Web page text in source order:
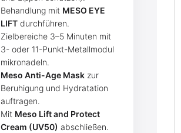
Behandlung mit MESO EYE
LIFT durchführen.
Zielbereiche 3–5 Minuten mit
3- oder 11-Punkt-Metallmodul
mikronadeln.
Meso Anti-Age Mask zur
Beruhigung und Hydratation
auftragen.
Mit Meso Lift and Protect
Cream (UV50) abschließen.